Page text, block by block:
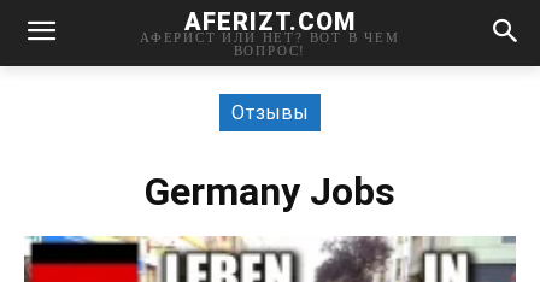
AFERIZT.COM
АФЕРИСТ ИЛИ НЕТ? ВОТ В ЧЕМ
ВОПРОС!
Отзывы
Germany Jobs